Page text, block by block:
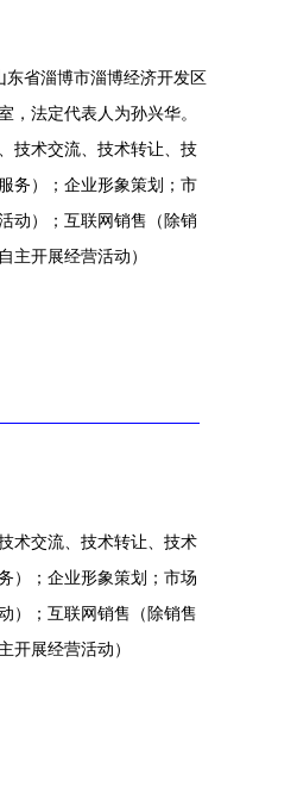
省淄博市淄博经济开发区
法定代表人为孙兴华。
技术交流、技术转让、技
务）；企业形象策划；市
动）；互联网销售（除销
主开展经营活动）
术交流、技术转让、技术
）；企业形象策划；市场
）；互联网销售（除销售
开展经营活动）